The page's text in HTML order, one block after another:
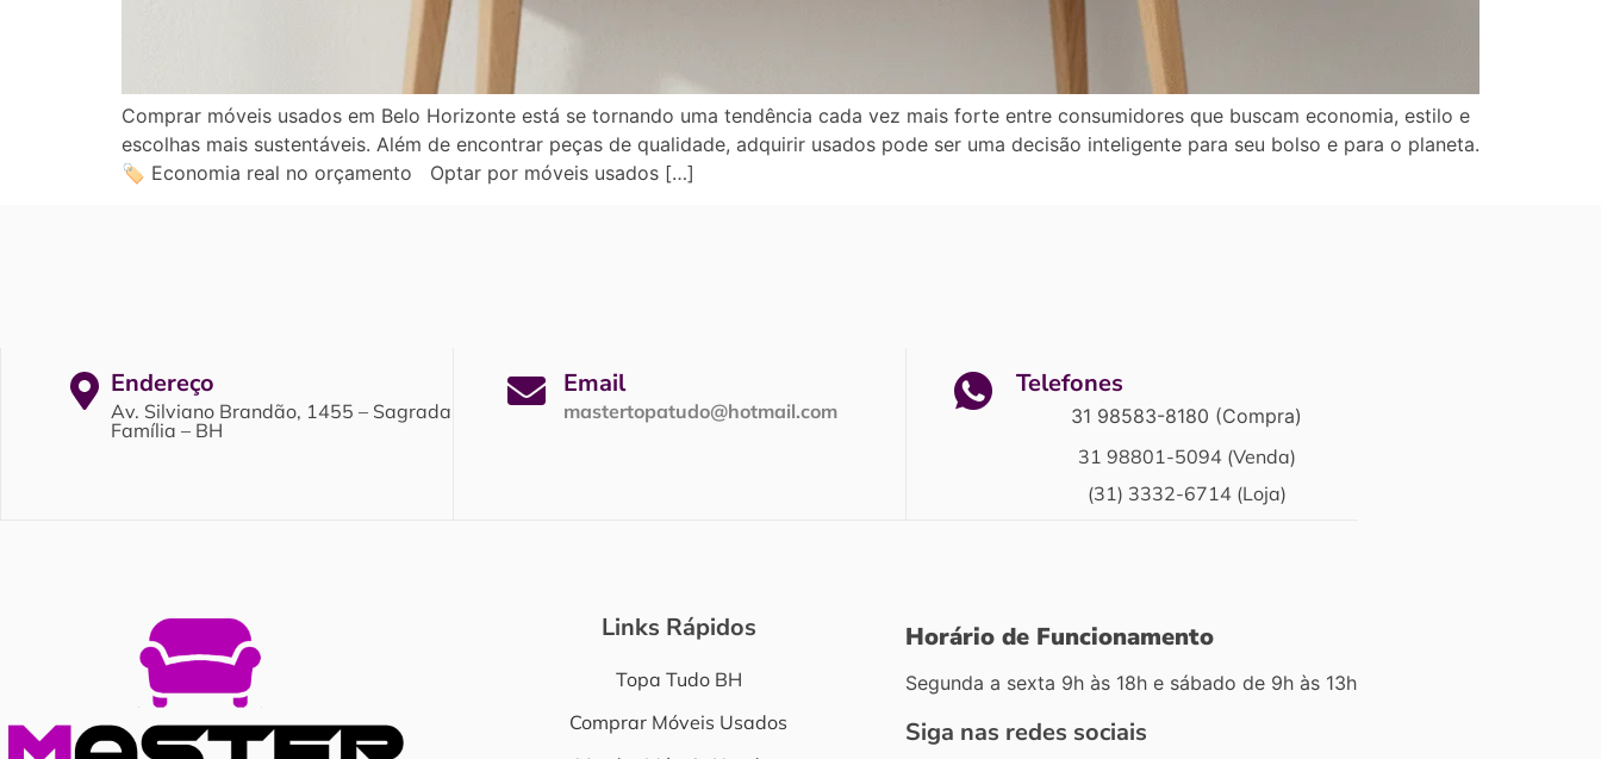
Comprar móveis usados em Belo Horizonte está se tornando uma tendência cada vez mais forte entre consumidores que buscam economia, estilo e
escolhas mais sustentáveis. Além de encontrar peças de qualidade, adquirir usados pode ser uma decisão inteligente para seu bolso e para o planeta.
🏷️ Economia real no orçamento Optar por móveis usados […]
Endereço
Av. Silviano Brandão, 1455 – Sagrada
Família – BH
Email
mastertopatudo@hotmail.com
Telefones
31 98583-8180 (Compra)
31 98801-5094 (Venda)
(31) 3332-6714 (Loja)
Links Rápidos
Topa Tudo BH
Comprar Móveis Usados
Horário de Funcionamento
Segunda a sexta 9h às 18h e sábado de 9h às 13h
Siga nas redes sociais